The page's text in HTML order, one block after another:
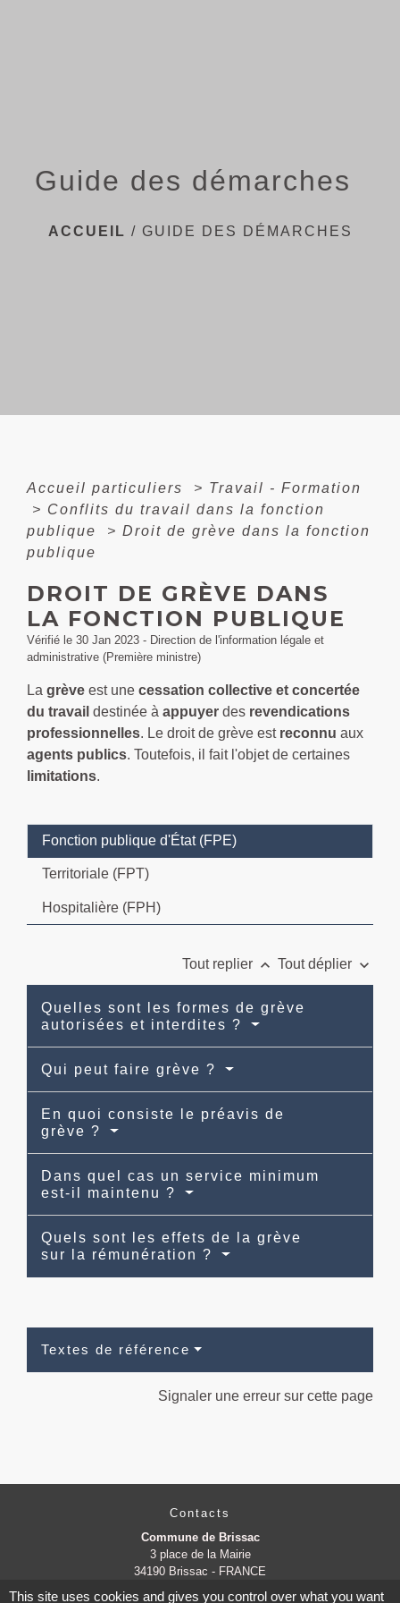
Guide des démarches
ACCUEIL / GUIDE DES DÉMARCHES
Accueil particuliers > Travail - Formation
> Conflits du travail dans la fonction
publique
> Droit de grève dans la fonction
publique
DROIT DE GRÈVE DANS
LA FONCTION PUBLIQUE
Vérifié le 30 Jan 2023 - Direction de l'information légale et
administrative (Première ministre)
La grève est une cessation collective et concertée
du travail destinée à appuyer des revendications
professionnelles. Le droit de grève est reconnu aux
agents publics. Toutefois, il fait l'objet de certaines
limitations.
Fonction publique d'État (FPE)
Territoriale (FPT)
Hospitalière (FPH)
Tout replier keyboard_arrow_up Tout déplier keyboard_arrow_down
Quelles sont les formes de grève
autorisées et interdites ?
Qui peut faire grève ?
En quoi consiste le préavis de
grève ?
Dans quel cas un service minimum
est-il maintenu ?
Quels sont les effets de la grève
sur la rémunération ?
Textes de référence
Signaler une erreur sur cette page
Contacts
Commune de Brissac
3 place de la Mairie
34190 Brissac - FRANCE
+33 4 67 73 71 56
This site uses cookies and gives you control over what you want